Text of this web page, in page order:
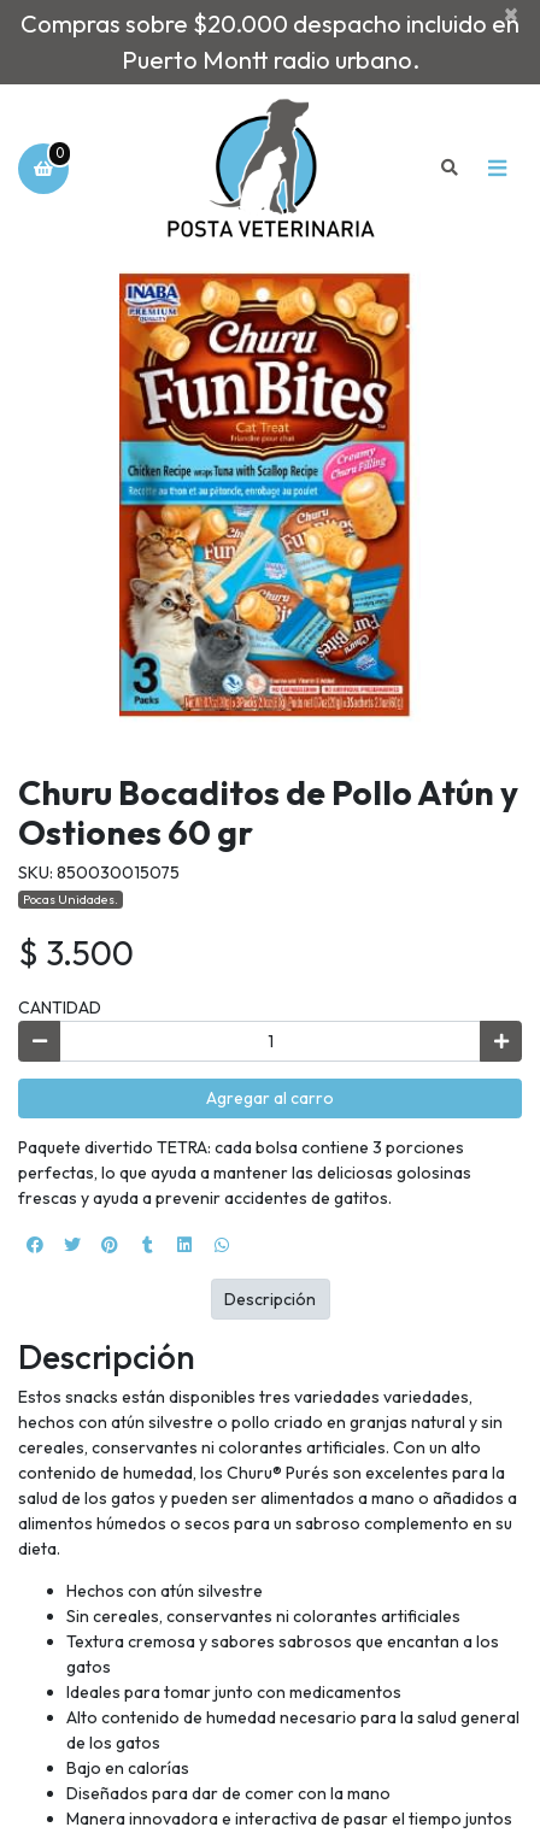
Compras sobre $20.000 despacho incluido en
Puerto Montt radio urbano.
×
0
Churu Bocaditos de Pollo Atún y
Ostiones 60 gr
SKU: 850030015075
Pocas Unidades.
$ 3.500
CANTIDAD
Agregar al carro
Paquete divertido TETRA: cada bolsa contiene 3 porciones
perfectas, lo que ayuda a mantener las deliciosas golosinas
frescas y ayuda a prevenir accidentes de gatitos.
Descripción
Estos snacks están disponibles tres variedades variedades,
hechos con atún silvestre o pollo criado en granjas natural y sin
cereales, conservantes ni colorantes artificiales. Con un alto
contenido de humedad, los Churu® Purés son excelentes para la
salud de los gatos y pueden ser alimentados a mano o añadidos a
alimentos húmedos o secos para un sabroso complemento en su
dieta.
Hechos con atún silvestre
Sin cereales, conservantes ni colorantes artificiales
Textura cremosa y sabores sabrosos que encantan a los
gatos
Ideales para tomar junto con medicamentos
Alto contenido de humedad necesario para la salud general
de los gatos
Bajo en calorías
Diseñados para dar de comer con la mano
Manera innovadora e interactiva de pasar el tiempo juntos
Descripción